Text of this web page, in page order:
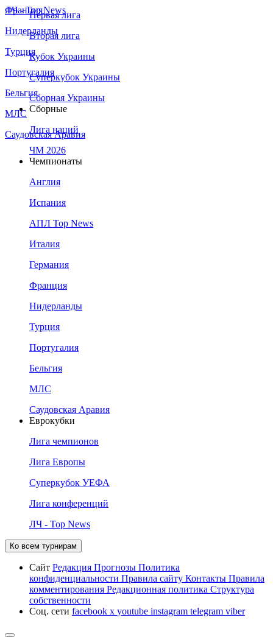
Франция
Нидерланды
Турция
Португалия
Бельгия
МЛС
Саудовская Аравия
ЛЧ - Top News
Первая лига
Вторая лига
Кубок Украины
Суперкубок Украины
Сборная Украины
Сборные
Лига наций
ЧМ 2026
Чемпионаты
Англия
Испания
АПЛ Top News
Италия
Германия
Франция
Нидерланды
Турция
Португалия
Бельгия
МЛС
Саудовская Аравия
Еврокубки
Лига чемпионов
Лига Европы
Суперкубок УЕФА
Лига конференций
ЛЧ - Top News
Ко всем турнирам
Сайт Редакция Прогнозы Политика
конфиденциальности Правила сайту Контакты Правила
комментирования Редакционная политика Структура
собственности
Соц. сети facebook x youtube instagram telegram viber